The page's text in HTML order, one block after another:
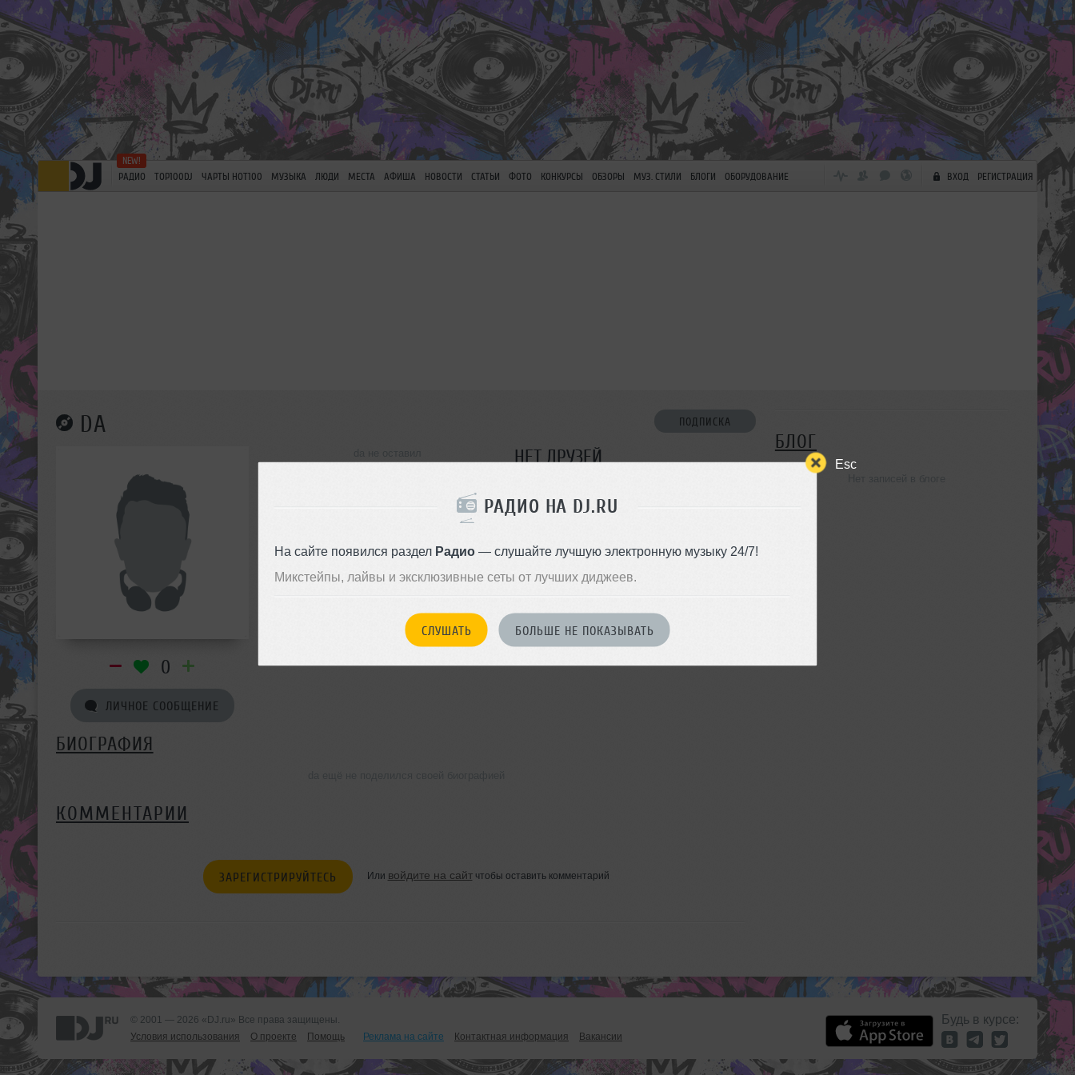
Esc
РАДИО НА DJ.RU
На сайте появился раздел Радио— слушайте лучшую электронную музыку 24/7!
Микстейпы, лайвы и эксклюзивные сеты от лучших диджеев.
СЛУШАТЬ БОЛЬШЕ НЕ ПОКАЗЫВАТЬ
РАДИО TOP100DJ ЧАРТЫ HOT100 МУЗЫКА ЛЮДИ МЕСТА АФИША НОВОСТИ СТАТЬИ ФОТО КОНКУРСЫ ОБЗОРЫ МУЗ. СТИЛИ БЛОГИ ОБОРУДОВАНИЕ ВХОД РЕГИСТРАЦИЯ
DA ПОДПИСКА
0
ЛИЧНОЕ СООБЩЕНИЕ
НЕТ ДРУЗЕЙ
БИОГРАФИЯ
КОММЕНТАРИИ
ЗАРЕГИСТРИРУЙТЕСЬ Или войдите на сайтчтобы оставить комментарий
БЛОГ
© 2001 — 2026 «DJ.ru» Все права защищены.
Условия использования
О проекте Помощь Реклама на сайте Контактная информация Вакансии
Будь в курсе: